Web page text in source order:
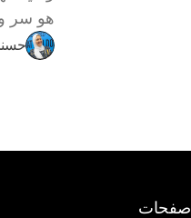
هو سر
صفحات